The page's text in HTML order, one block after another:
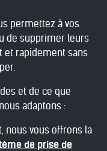
permettez à vos
de supprimer leurs
et rapidement sans
et de ce que
adaptons :
nous vous offrons la
de prise de